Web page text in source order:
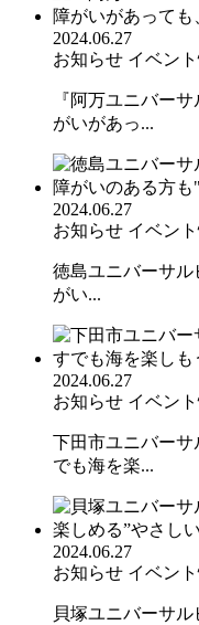
2024.06.27
お知らせ イベン
『阿万ユニバー
がいがあっ...
2024.06.27
お知らせ イベン
徳島ユニバーサル
がい...
2024.06.27
お知らせ イベン
下田市ユニバー
でも海を楽...
2024.06.27
お知らせ イベン
貝塚ユニバーサ